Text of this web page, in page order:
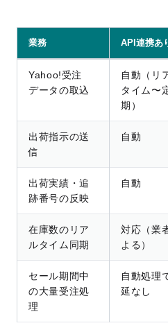
業務 API連携あ
Yahoo!受注
データの取込
自動（リ
タイム〜
期）
出荷指示の送
信
自動
出荷実績・追
跡番号の反映
自動
在庫数のリア
ルタイム同期
対応（業
よる）
セール期間中
の大量受注処
理
自動処理
延なし